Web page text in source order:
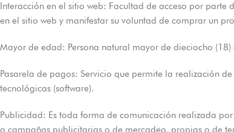
Interacción en el sitio web: Facultad de acceso por
en el sitio web y manifestar su voluntad de comprar un
Mayor de edad: Persona natural mayor de dieciocho (18)
Pasarela de pagos: Servicio que permite la realización
tecnológicas (software).
Publicidad: Es toda forma de comunicación realizada
o campañas publicitarias o de mercadeo, propias o de